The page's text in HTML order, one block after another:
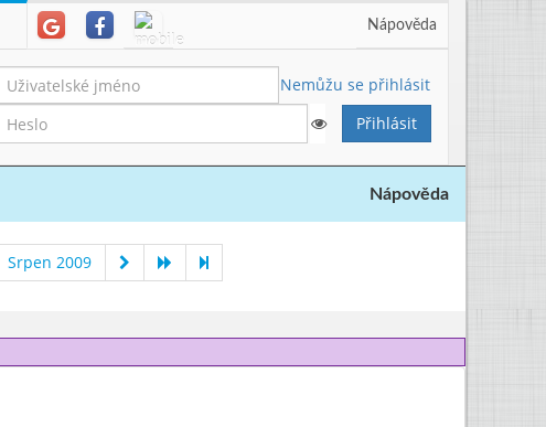
Nápověda
Nemůžu se přihlásit
Nápověda
Srpen 2009